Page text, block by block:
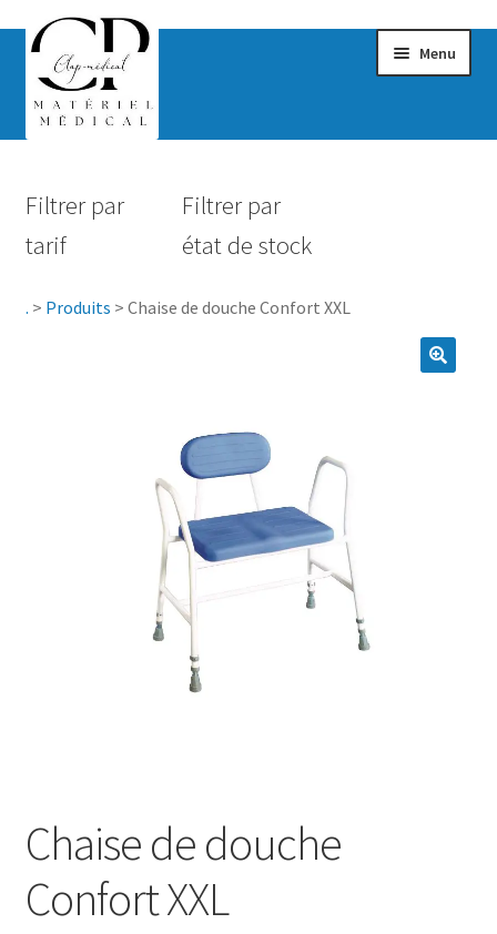
Menu
Hygiène
Accessoires Salle de bain
Vêtements & Chaussures
Filtrer par
tarif
Filtrer par
état de stock
. > Produits > Chaise de douche Confort XXL
Chaise de douche
Confort XXL